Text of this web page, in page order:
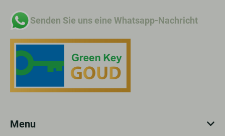
Senden Sie uns eine Whatsapp-Nachricht
Menu